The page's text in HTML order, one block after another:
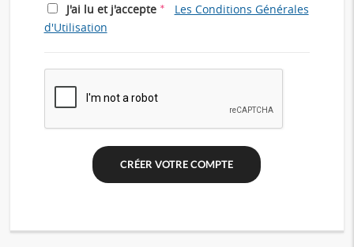
J'ai lu et j'accepte *
Les Conditions Générales
d'Utilisation